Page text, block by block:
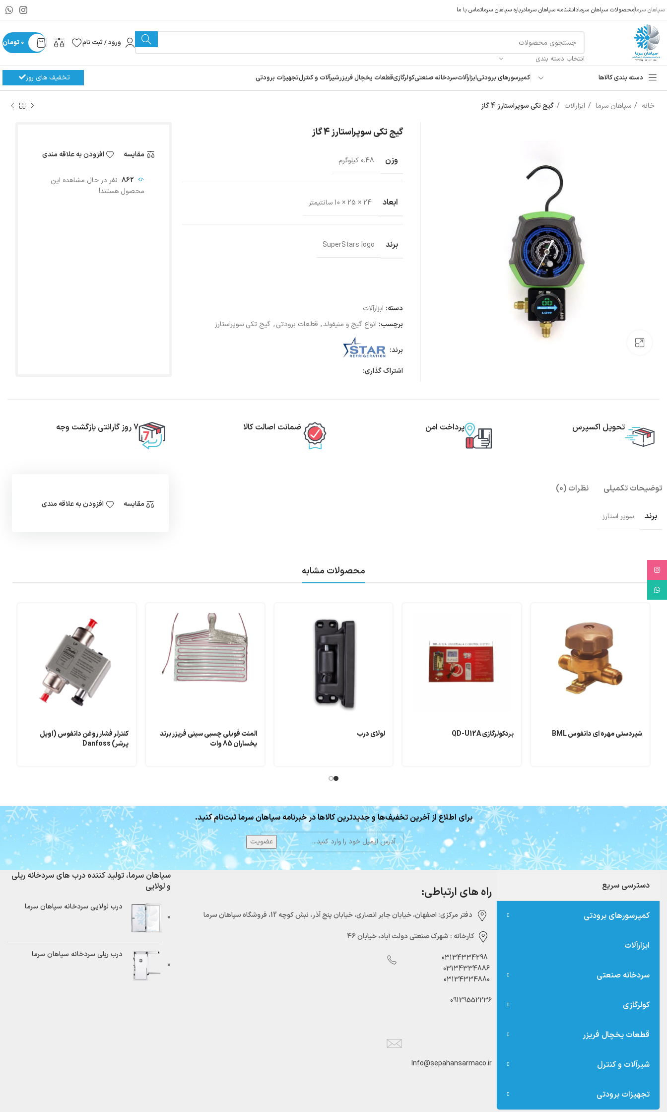
سپاهان سرمامحصولات سپاهان سرمادانشنامه سپاهان سرمادرباره سپاهان سرماتماس با ما
انتخاب دسته بندی
ورود / ثبت نام 0 تومان
دسته بندی کالاها کمپرسورهای برودتیابزارآلاتسردخانه صنعتیکولرگازیقطعات یخچال فریزرشیرآلات و کنترلتجهیزات برودتی تخفیف های روز
خانه سپاهان سرما ابزارآلات گیج تکی سوپراستارز 4 گاز
گیج تکی سوپراستارز 4 گاز
وزن 0.48 کیلوگرم
ابعاد 24 × 25 × 10 سانتیمتر
برند SuperStars logo
دسته: ابزارآلات
برچسب: انواع گیج و منیفولد, قطعات برودتی, گیج تکی سوپراستارز
برند:
اشتراک گذاری:
مقایسه افزودن به علاقه مندی
862 نفر در حال مشاهده این
محصول هستند!
تحویل اکسپرس پرداخت امن ضمانت اصالت کالا 7 روز گارانتی بازگشت وجه
توضیحات تکمیلی نظرات (0)
برند سوپر استارز
مقایسه افزودن به علاقه مندی
محصولات مشابه
شیردستی مهره ای دانفوس BML بردکولرگازی QD-U12A لولای درب
المنت فویلی چسبی سینی فریزر برند
یخساران 85 وات
کنترلر فشار روغن دانفوس (اویل
پرشر) Danfoss
برای اطلاع از آخرین تخفیف‌ها و جدیدترین کالاها در خبرنامه سپاهان سرما ثبت‌نام کنید.
دسترسی سریع
کمپرسورهای برودتی
ابزارآلات
سردخانه صنعتی
کولرگازی
قطعات یخچال فریزر
شیرآلات و کنترل
تجهیزات برودتی
راه های ارتباطی:
دفتر مرکزی:‌ اصفهان، خیابان جابر انصاری، خیابان پنج آذر، نبش کوچه 12، فروشگاه سپاهان سرما
کارخانه : شهرک صنعتی دولت آباد، خیابان 46
03134334298
03134334886
03134334880
09129552236
Info@sepahansarmaco.ir
سپاهان سرما، تولید کننده درب های سردخانه ریلی
و لولایی
درب لولایی سردخانه سپاهان سرما
درب ریلی سردخانه سپاهان سرما